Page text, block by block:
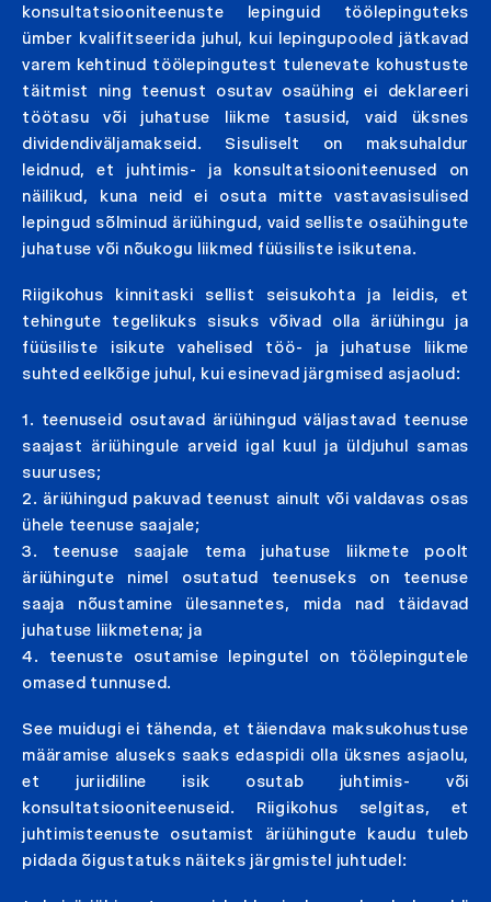
konsultatsiooniteenuste lepinguid töölepinguteks
ümber kvalifitseerida juhul, kui lepingupooled jätkavad
varem kehtinud töölepingutest tulenevate kohustuste
täitmist ning teenust osutav osaühing ei deklareeri
töötasu või juhatuse liikme tasusid, vaid üksnes
dividendiväljamakseid. Sisuliselt on maksuhaldur
leidnud, et juhtimis- ja konsultatsiooniteenused on
näilikud, kuna neid ei osuta mitte vastavasisulised
lepingud sõlminud äriühingud, vaid selliste osaühingute
juhatuse või nõukogu liikmed füüsiliste isikutena.
Riigikohus kinnitaski sellist seisukohta ja leidis, et
tehingute tegelikuks sisuks võivad olla äriühingu ja
füüsiliste isikute vahelised töö- ja juhatuse liikme
suhted eelkõige juhul, kui esinevad järgmised asjaolud:
1. teenuseid osutavad äriühingud väljastavad teenuse
saajast äriühingule arveid igal kuul ja üldjuhul samas
suuruses;
2. äriühingud pakuvad teenust ainult või valdavas osas
ühele teenuse saajale;
3. teenuse saajale tema juhatuse liikmete poolt
äriühingute nimel osutatud teenuseks on teenuse
saaja nõustamine ülesannetes, mida nad täidavad
juhatuse liikmetena; ja
4. teenuste osutamise lepingutel on töölepingutele
omased tunnused.
See muidugi ei tähenda, et täiendava maksukohustuse
määramise aluseks saaks edaspidi olla üksnes asjaolu,
et juriidiline isik osutab juhtimis- või
konsultatsiooniteenuseid. Riigikohus selgitas, et
juhtimisteenuste osutamist äriühingute kaudu tuleb
pidada õigustatuks näiteks järgmistel juhtudel: